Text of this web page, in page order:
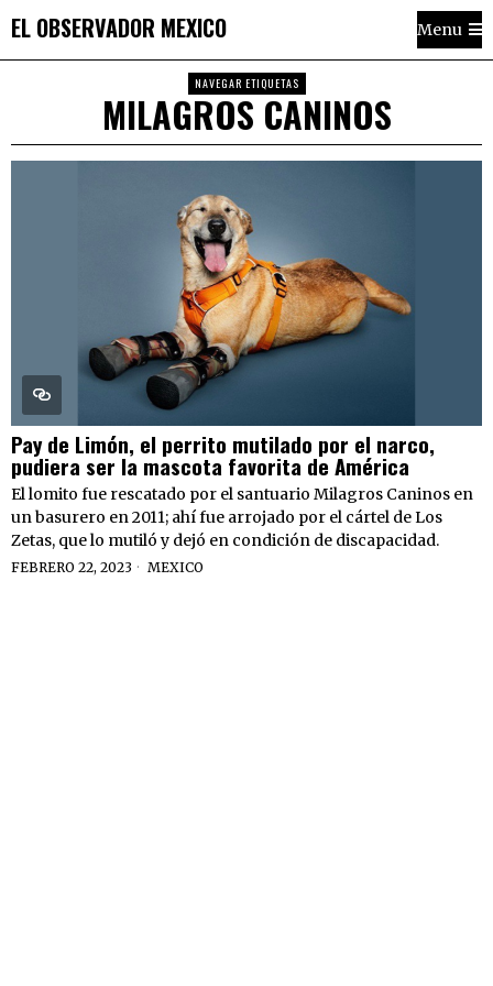
EL OBSERVADOR MEXICO Menu
NAVEGAR ETIQUETAS
MILAGROS CANINOS
Pay de Limón, el perrito mutilado por el narco,
pudiera ser la mascota favorita de América
El lomito fue rescatado por el santuario Milagros Caninos en
un basurero en 2011; ahí fue arrojado por el cártel de Los
Zetas, que lo mutiló y dejó en condición de discapacidad.
FEBRERO 22, 2023 MEXICO